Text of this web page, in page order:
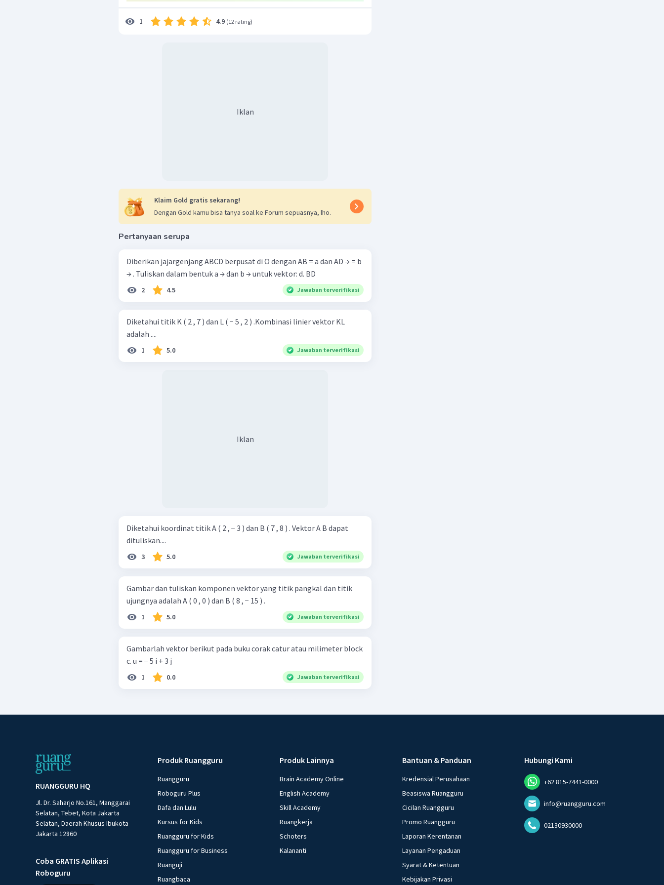
V B = −3i −4j(bagian datarnya ke kiri sejauh 3 satuan
dan bagian tegaknya ke bawah sejauh 4 satuan)
1 4.9 (12 rating)
Iklan
Klaim Gold gratis sekarang!
Dengan Gold kamu bisa tanya soal ke Forum sepuasnya, lho.
Pertanyaan serupa
Diberikan jajargenjang ABCD berpusat di O dengan AB = a dan AD → = b
→ . Tuliskan dalam bentuk a → dan b → untuk vektor: d. BD
2 4.5 Jawaban terverifikasi
Diketahui titik K ( 2 , 7 ) dan L ( − 5 , 2 ) .Kombinasi linier vektor KL
adalah ....
1 5.0 Jawaban terverifikasi
Iklan
Diketahui koordinat titik A ( 2 , − 3 ) dan B ( 7 , 8 ) . Vektor A B dapat
dituliskan....
3 5.0 Jawaban terverifikasi
Gambar dan tuliskan komponen vektor yang titik pangkal dan titik
ujungnya adalah A ( 0 , 0 ) dan B ( 8 , − 15 ) .
1 5.0 Jawaban terverifikasi
Gambarlah vektor berikut pada buku corak catur atau milimeter block
c. u = − 5 i + 3 j
1 0.0 Jawaban terverifikasi
RUANGGURU HQ
Jl. Dr. Saharjo No.161, Manggarai
Selatan, Tebet, Kota Jakarta
Selatan, Daerah Khusus Ibukota
Jakarta 12860
Coba GRATIS Aplikasi
Roboguru
Produk Ruangguru
Ruangguru
Roboguru Plus
Dafa dan Lulu
Kursus for Kids
Ruangguru for Kids
Ruangguru for Business
Ruanguji
Ruangbaca
Produk Lainnya
Brain Academy Online
English Academy
Skill Academy
Ruangkerja
Schoters
Kalananti
Bantuan & Panduan
Kredensial Perusahaan
Beasiswa Ruangguru
Cicilan Ruangguru
Promo Ruangguru
Laporan Kerentanan
Layanan Pengaduan
Syarat & Ketentuan
Kebijakan Privasi
Hubungi Kami
+62 815-7441-0000
info@ruangguru.com
02130930000